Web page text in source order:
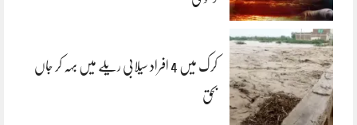
کرک میں 4 افراد سیلابی ریلے میں بہہ کر جاں
بحق